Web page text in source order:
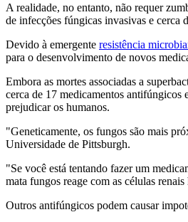
A realidade, no entanto, não requer
de infecções fúngicas invasivas e cerca
Devido à emergente resistência
para o desenvolvimento de novos
Embora as mortes associadas a
cerca de 17 medicamentos
prejudicar os humanos.
"Geneticamente, os fungos são mais
Universidade de Pittsburgh.
"Se você está tentando fazer um
mata fungos reage com as células
Outros antifúngicos podem causar